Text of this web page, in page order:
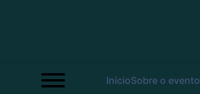
InícioSobre o evento